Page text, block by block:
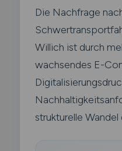
Die Nachfrage
Willich ist durch
wachsendes E-
strukturelle Wandel